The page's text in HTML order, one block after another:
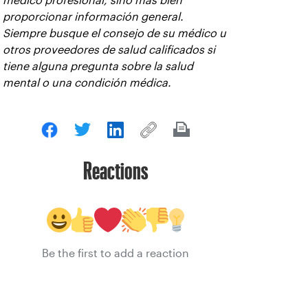
proporcionar información general.
Siempre busque el consejo de su médico u
otros proveedores de salud calificados si
tiene alguna pregunta sobre la salud
mental o una condición médica.
Reactions
Be the first to add a reaction